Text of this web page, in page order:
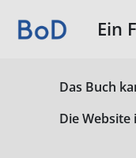
Ein
Das Buch
Die